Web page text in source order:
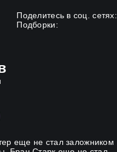
Поделитесь в соц. сетях:
Подборки:
еще не стал заложником